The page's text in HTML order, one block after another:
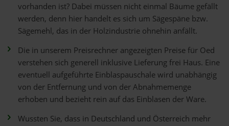
vorhanden ist? Dabei müssen nicht einmal Bäume gefällt
werden, denn hier handelt es sich um Sägespäne bzw.
Sägemehl, das in der Holzindustrie ohnehin anfällt.
Die in unserem Preisrechner angezeigten Preise für Oed
verstehen sich generell inklusive Lieferung frei Haus. Eine
eventuell aufgeführte Einblaspauschale wird unabhängig
von der Entfernung und von der Abnahmemenge
erhoben und bezieht rein auf das Einblasen der Ware.
Wussten Sie, dass in Deutschland und Österreich mehr